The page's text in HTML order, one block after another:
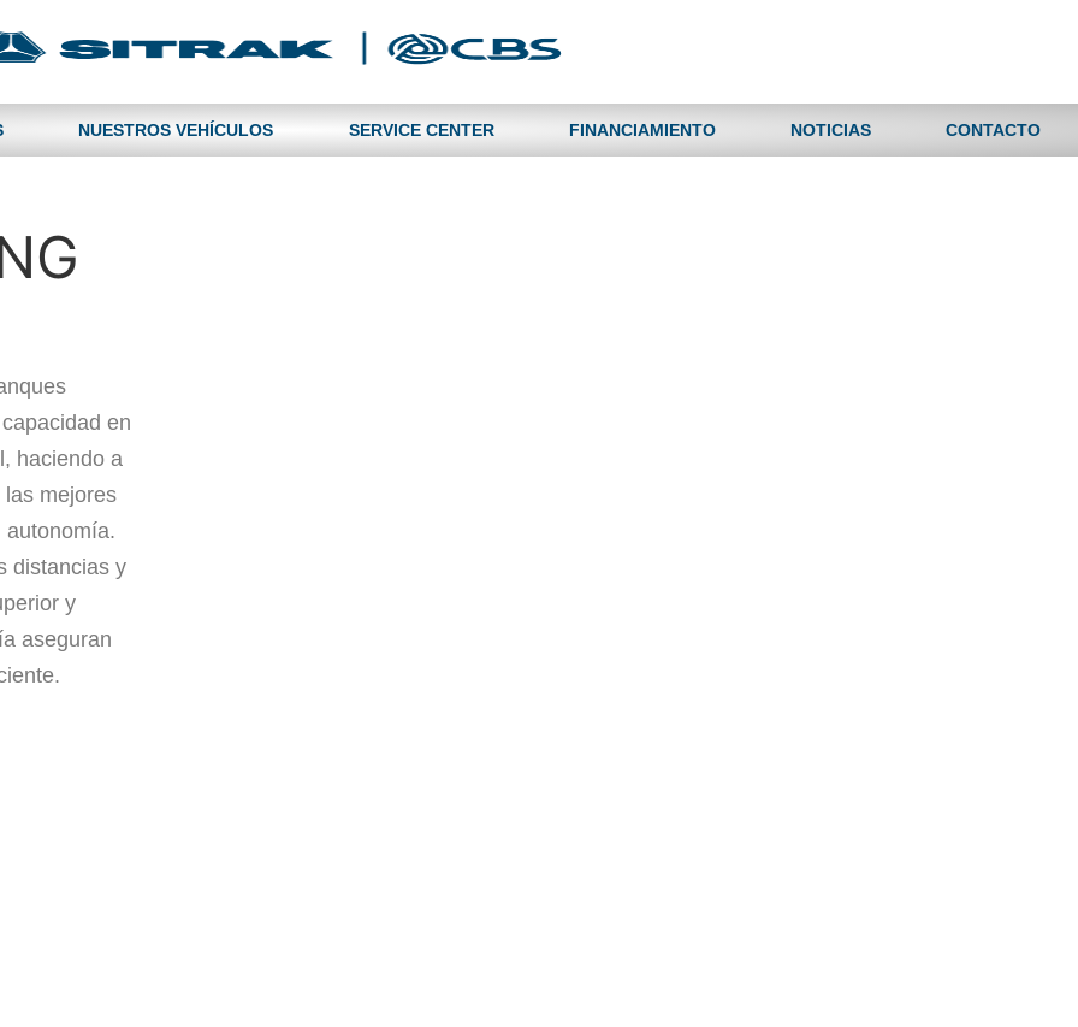
NUESTROS VEHÍCULOS SERVICE CENTER FINANCIAMIENTO NOTICIAS CONTACTO
en
haciendo a
mejores
autonomía.
distancias y
y
aseguran